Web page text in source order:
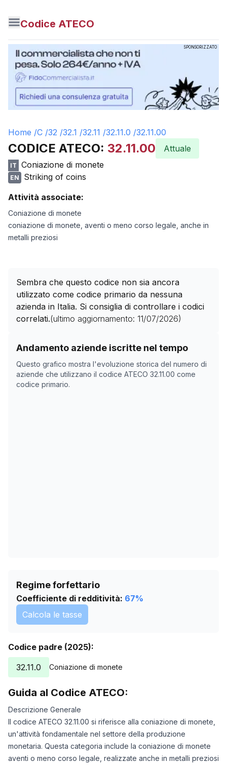
Codice ATECO
SPONSORIZZATO
Home /C /32 /32.1 /32.11 /32.11.0 /32.11.00
CODICE ATECO: 32.11.00 Attuale
IT Coniazione di monete
EN
Striking of coins
Attività associate:
Coniazione di monete
coniazione di monete, aventi o meno corso legale, anche in
metalli preziosi
Sembra che questo codice non sia ancora
utilizzato come codice primario da nessuna
azienda in Italia. Si consiglia di controllare i codici
correlati.(ultimo aggiornamento: 11/07/2026)
Andamento aziende iscritte nel tempo
Questo grafico mostra l'evoluzione storica del numero di
aziende che utilizzano il codice ATECO 32.11.00 come
codice primario.
Storico numero di aziende con codice ATECO
Data rilevazione
02/05/2025
0
29/10/2025
Regime forfettario
Coefficiente di redditività: 67%
Calcola le tasse
Codice padre (2025):
32.11.0
Coniazione di monete
Guida al Codice ATECO:
Descrizione Generale
Il codice ATECO 32.11.00 si riferisce alla coniazione di monete,
un'attività fondamentale nel settore della produzione
monetaria. Questa categoria include la coniazione di monete
aventi o meno corso legale, realizzate anche in metalli preziosi